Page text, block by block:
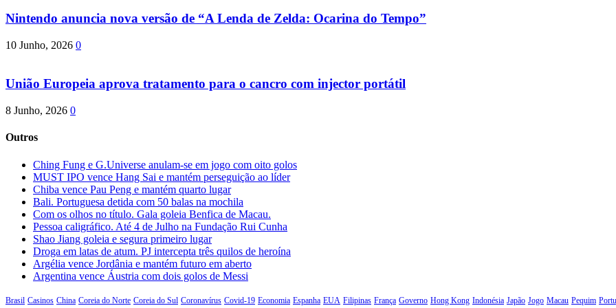
Nintendo anuncia nova versão de “A Lenda de Zelda: Ocarina do Tempo”
10 Junho, 2026 0
União Europeia aprova tratamento para o cancro com injector portátil
8 Junho, 2026 0
Outros
Ching Fung e G.Universe anulam-se em jogo com oito golos
MUST IPO vence Hang Sai e mantém perseguição ao líder
Chiba vence Pau Peng e mantém quarto lugar
Bali. Portuguesa detida com 50 balas na mochila
Com os olhos no título. Gala goleia Benfica de Macau.
Pessoa caligráfico. Até 4 de Julho na Fundação Rui Cunha
Shao Jiang goleia e segura primeiro lugar
Droga em latas de atum. PJ intercepta três quilos de heroína
Argélia vence Jordânia e mantém futuro em aberto
Argentina vence Áustria com dois golos de Messi
Brasil Casinos China Coreia do Norte Coreia do Sul Coronavírus Covid-19 Economia Espanha EUA Filipinas França Governo Hong Kong Indonésia Japão Jogo Macau Pequim